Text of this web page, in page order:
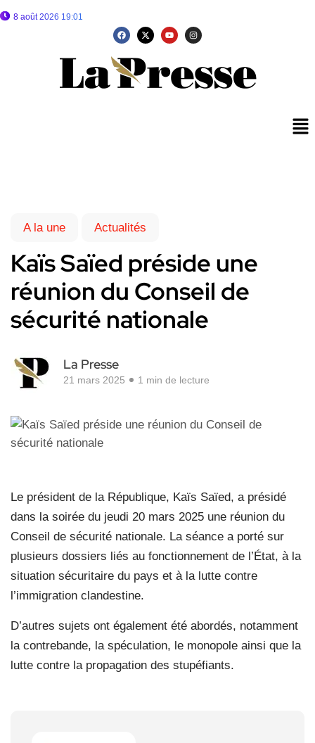
8 août 2026 19:01
A la une Actualités
Kaïs Saïed préside une
réunion du Conseil de
sécurité nationale
La Presse
21 mars 2025 1 min de lecture
Le président de la République, Kaïs Saïed, a présidé
dans la soirée du jeudi 20 mars 2025 une réunion du
Conseil de sécurité nationale. La séance a porté sur
plusieurs dossiers liés au fonctionnement de l’État, à la
situation sécuritaire du pays et à la lutte contre
l’immigration clandestine.
D’autres sujets ont également été abordés, notamment
la contrebande, la spéculation, le monopole ainsi que la
lutte contre la propagation des stupéfiants.